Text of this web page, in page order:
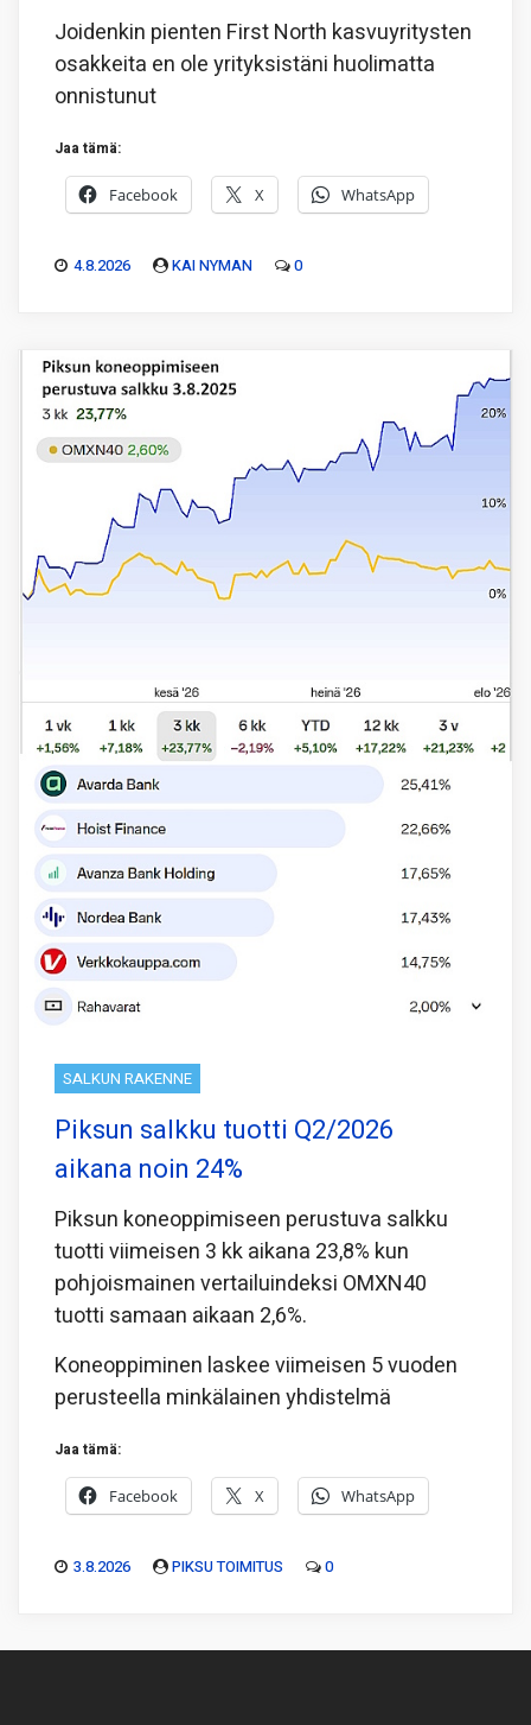
Joidenkin pienten First North kasvuyritysten
osakkeita en ole yrityksistäni huolimatta
onnistunut
Jaa tämä:
Facebook X WhatsApp
4.8.2026 KAI NYMAN 0
SALKUN RAKENNE
Piksun salkku tuotti Q2/2026
aikana noin 24%
Piksun koneoppimiseen perustuva salkku
tuotti viimeisen 3 kk aikana 23,8% kun
pohjoismainen vertailuindeksi OMXN40
tuotti samaan aikaan 2,6%.
Koneoppiminen laskee viimeisen 5 vuoden
perusteella minkälainen yhdistelmä
Jaa tämä:
Facebook X WhatsApp
3.8.2026 PIKSU TOIMITUS 0